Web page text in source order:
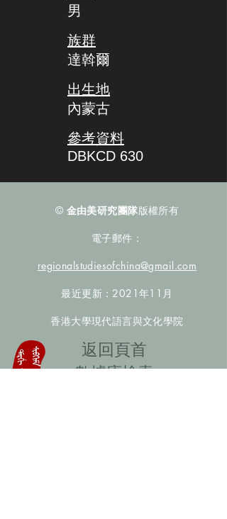
男
族群
達斡爾
出生地
內蒙古
參考資料
DBKCD 630
© 金由美研究團隊版權所有
電子郵件：
regionalstudiesofchina@gmail.com
最近更新：2021年11月
香港大學現代語言與文化學院
​返回頁首
數據庫檢索